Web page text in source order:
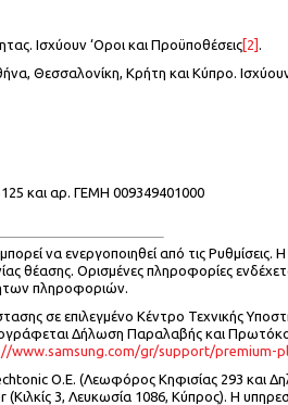
Ισχύουν ‘Οροι και Προϋποθέσεις[2] .
Θεσσαλονίκη, Κρήτη και Κύπρο.
και αρ. ΓΕΜΗ 009349401000
να ενεργοποιηθεί από τις Ρυθμίσεις.
θέασης. Ορισμένες πληροφορίες
πληροφοριών.
σε επιλεγμένο Κέντρο Τεχνικής
Δήλωση Παραλαβής και
www.samsung.com/gr/support/premium-
O.E. (Λεωφόρος Κηφισίας 293 και
3, Λευκωσία 1086, Κύπρος). Η